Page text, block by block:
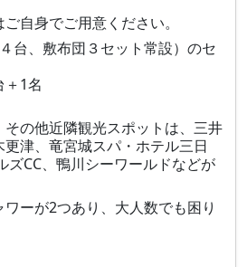
自身でご用意ください。
台、敷布団３セット常設）のセ
＋1名
の他近隣観光スポットは、三井
津、竜宮城スパ・ホテル三日
ズCC、鴨川シーワールドなどが
ーが2つあり、大人数でも困り